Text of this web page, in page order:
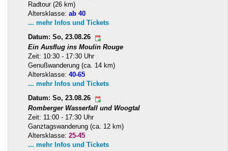
Radtour (26 km)
Altersklasse: ab 40
... mehr Infos und Tickets
Datum: So, 23.08.26
Ein Ausflug ins Moulin Rouge
Zeit: 10:30 - 17:30 Uhr
Genußwanderung (ca. 14 km)
Altersklasse: 40-65
... mehr Infos und Tickets
Datum: So, 23.08.26
Romberger Wasserfall und Woogtal
Zeit: 11:00 - 17:30 Uhr
Ganztagswanderung (ca. 12 km)
Altersklasse: 25-45
... mehr Infos und Tickets